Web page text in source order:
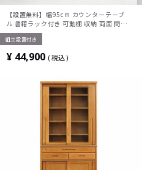
【設置無料】幅95cm カウンターテーブ
ル 書籍ラック付き 可動棚 収納 両面 間仕
切り 食器棚 バーカウンター バーテーブル
ハイテーブル ヴィンテージ カントリー お
組立設置付き
¥ 44,900 税込